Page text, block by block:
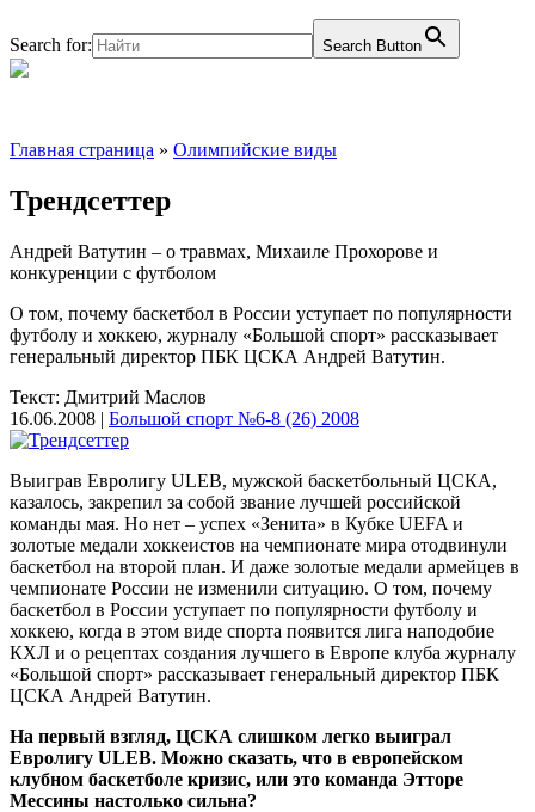
Search for: Search Button
Главная страница » Олимпийские виды
Трендсеттер
Андрей Ватутин – о травмах, Михаиле Прохорове и
конкуренции с футболом
О том, почему баскетбол в России уступает по популярности
футболу и хоккею, журналу «Большой спорт» рассказывает
генеральный директор ПБК ЦСКА Андрей Ватутин.
Текст: Дмитрий Маслов
16.06.2008 | Большой спорт №6-8 (26) 2008
Выиграв Евролигу ULEB, мужской баскетбольный ЦСКА,
казалось, закрепил за собой звание лучшей российской
команды мая. Но нет – успех «Зенита» в Кубке UEFA и
золотые медали хоккеистов на чемпионате мира отодвинули
баскетбол на второй план. И даже золотые медали армейцев в
чемпионате России не изменили ситуацию. О том, почему
баскетбол в России уступает по популярности футболу и
хоккею, когда в этом виде спорта появится лига наподобие
КХЛ и о рецептах создания лучшего в Европе клуба журналу
«Большой спорт» рассказывает генеральный директор ПБК
ЦСКА Андрей Ватутин.
На первый взгляд, ЦСКА слишком легко выиграл
Евролигу ULEB. Можно сказать, что в европейском
клубном баскетболе кризис, или это команда Этторе
Мессины настолько сильна?